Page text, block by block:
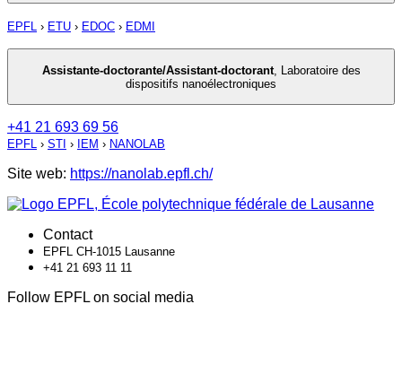
EPFL › ETU › EDOC › EDMI
Assistante-doctorante/Assistant-doctorant, Laboratoire des
dispositifs nanoélectroniques
+41 21 693 69 56
EPFL › STI › IEM › NANOLAB
Site web: https://nanolab.epfl.ch/
Contact
EPFL CH-1015 Lausanne
+41 21 693 11 11
Follow EPFL on social media